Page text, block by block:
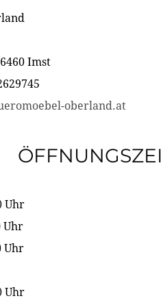
Imst
oberland.at
Uhr
Uhr
Uhr